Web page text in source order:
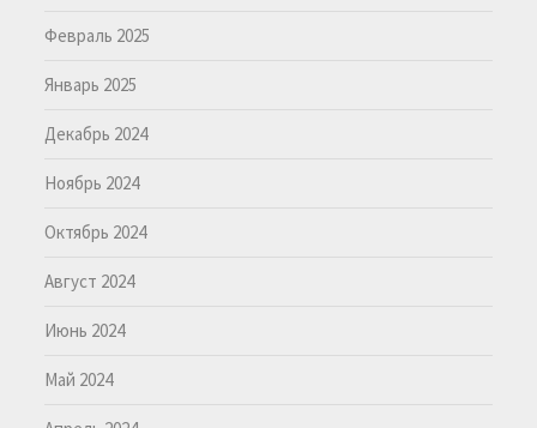
Февраль 2025
Январь 2025
Декабрь 2024
Ноябрь 2024
Октябрь 2024
Август 2024
Июнь 2024
Май 2024